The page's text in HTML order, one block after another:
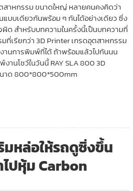
สาหกรรม ขนาดใหญ่ หลายคนคงคิดว่า
บบเดียวกันพร้อม ๆ กันได้อย่างเดียว ซึ่ง
ผิด สำหรับบทความในครั้งนี้เป็นบทความที่
ที่เรียกว่า 3D Printer เกรดอุตสาหกรรม
นการพิมพ์ที่ได้ ถ้าพร้อมแล้วไปกันนน
านโชว์ในวันนี้ RAY SLA 800 3D
าด 800*800*500mm
มหล่อให้รถดูซิ่งขึ้น
ปหุ้ม Carbon